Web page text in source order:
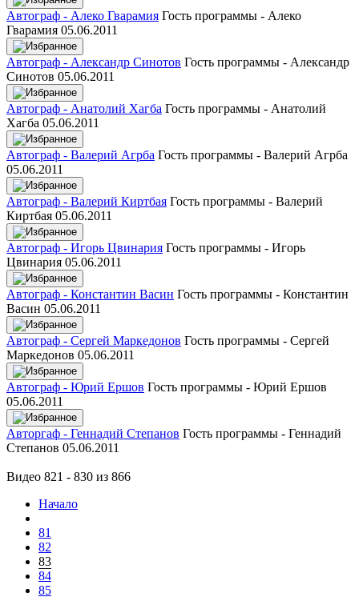
Автограф - Алеко Гварамия Гость программы - Алеко
Гварамия 05.06.2011
Автограф - Александр Синотов Гость программы - Александр
Синотов 05.06.2011
Автограф - Анатолий Хагба Гость программы - Анатолий
Хагба 05.06.2011
Автограф - Валерий Агрба Гость программы - Валерий Агрба
05.06.2011
Автограф - Валерий Киртбая Гость программы - Валерий
Киртбая 05.06.2011
Автограф - Игорь Цвинария Гость программы - Игорь
Цвинария 05.06.2011
Автограф - Константин Васин Гость программы - Константин
Васин 05.06.2011
Автограф - Сергей Маркедонов Гость программы - Сергей
Маркедонов 05.06.2011
Автограф - Юрий Ершов Гость программы - Юрий Ершов
05.06.2011
Авторгаф - Геннадий Степанов Гость программы - Геннадий
Степанов 05.06.2011
Видео 821 - 830 из 866
Начало
81
82
83
84
85